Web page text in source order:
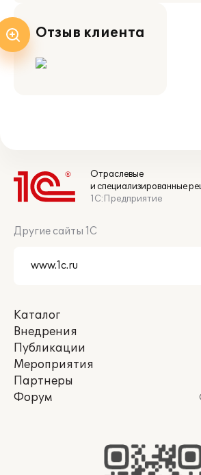
Отзыв клиента
Отраслевые
и специализированные
1С:Предприятие
Другие сайты 1С
Каталог
Внедрения
Публикации
Мероприятия
Партнеры
Форум